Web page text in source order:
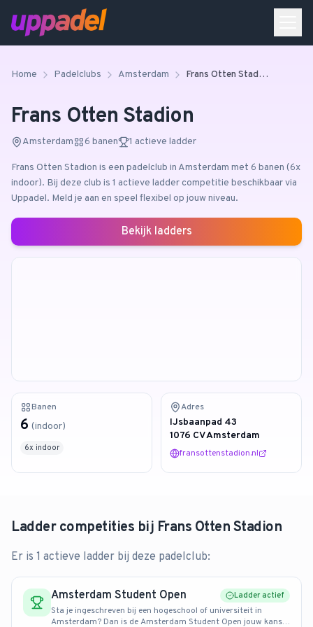
Home Padelclubs Amsterdam Frans Otten Stadion
Frans Otten Stadion
Amsterdam 6 banen 1 actieve ladder
Frans Otten Stadion is een padelclub in Amsterdam met 6 banen (6x
indoor). Bij deze club is 1 actieve ladder competitie beschikbaar via
Uppadel. Meld je aan en speel flexibel op jouw niveau.
Bekijk ladders
Banen
6 (indoor)
6x indoor
Adres
IJsbaanpad 43
1076 CV Amsterdam
fransottenstadion.nl
Ladder competities bij Frans Otten Stadion
Er is 1 actieve ladder bij deze padelclub:
Amsterdam Student Open Ladder actief
Sta je ingeschreven bij een hogeschool of universiteit in
Amsterdam? Dan is de Amsterdam Student Open jouw kans